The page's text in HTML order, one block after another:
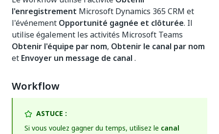
l'enregistrement Microsoft Dynamics 365 CRM et
l'événement Opportunité gagnée et clôturée. Il
utilise également les activités Microsoft Teams
Obtenir l'équipe par nom, Obtenir le canal par nom
et Envoyer un message de canal .
Workflow
ASTUCE :
Si vous voulez gagner du temps, utilisez le canal